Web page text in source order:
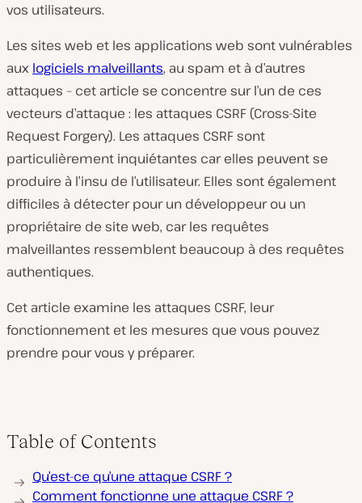
vos utilisateurs.
Les sites web et les applications web sont vulnérables
aux logiciels malveillants, au spam et à d’autres
attaques – cet article se concentre sur l’un de ces
vecteurs d’attaque : les attaques CSRF (Cross-Site
Request Forgery). Les attaques CSRF sont
particulièrement inquiétantes car elles peuvent se
produire à l’insu de l’utilisateur. Elles sont également
difficiles à détecter pour un développeur ou un
propriétaire de site web, car les requêtes
malveillantes ressemblent beaucoup à des requêtes
authentiques.
Cet article examine les attaques CSRF, leur
fonctionnement et les mesures que vous pouvez
prendre pour vous y préparer.
Table of Contents
Qu’est-ce qu’une attaque CSRF ?
Comment fonctionne une attaque CSRF ?